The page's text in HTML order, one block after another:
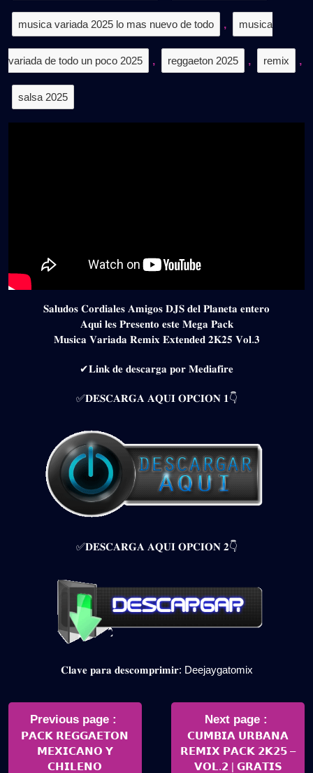
musica variada 2025 lo mas nuevo de todo , musica
variada de todo un poco 2025 , reggaeton 2025 , remix ,
salsa 2025
𝐒𝐚𝐥𝐮𝐝𝐨𝐬 𝐂𝐨𝐫𝐝𝐢𝐚𝐥𝐞𝐬 𝐀𝐦𝐢𝐠𝐨𝐬 𝐃𝐉𝐒 𝐝𝐞𝐥 𝐏𝐥𝐚𝐧𝐞𝐭𝐚 𝐞𝐧𝐭𝐞𝐫𝐨
𝐀𝐪𝐮𝐢 𝐥𝐞𝐬 𝐏𝐫𝐞𝐬𝐞𝐧𝐭𝐨 𝐞𝐬𝐭𝐞 𝐌𝐞𝐠𝐚 𝐏𝐚𝐜𝐤
𝐌𝐮𝐬𝐢𝐜𝐚 𝐕𝐚𝐫𝐢𝐚𝐝𝐚 𝐑𝐞𝐦𝐢𝐱 𝐄𝐱𝐭𝐞𝐧𝐝𝐞𝐝 𝟐𝐊𝟐𝟓 𝐕𝐨𝐥.𝟑
✔𝐋𝐢𝐧𝐤 𝐝𝐞 𝐝𝐞𝐬𝐜𝐚𝐫𝐠𝐚 𝐩𝐨𝐫 𝐌𝐞𝐝𝐢𝐚𝐟𝐢𝐫𝐞
✅𝐃𝐄𝐒𝐂𝐀𝐑𝐆𝐀 𝐀𝐐𝐔𝐈 𝐎𝐏𝐂𝐈𝐎𝐍 𝟏👇
✅𝐃𝐄𝐒𝐂𝐀𝐑𝐆𝐀 𝐀𝐐𝐔𝐈 𝐎𝐏𝐂𝐈𝐎𝐍 𝟐👇
𝐂𝐥𝐚𝐯𝐞 𝐩𝐚𝐫𝐚 𝐝𝐞𝐬𝐜𝐨𝐦𝐩𝐫𝐢𝐦𝐢𝐫: Deejaygatomix
Navegación
entradas
Previous page
Posts
𝗣𝗔𝗖𝗞 𝗥𝗘𝗚𝗚𝗔𝗘𝗧𝗢𝗡
𝗠𝗘𝗫𝗜𝗖𝗔𝗡𝗢 𝗬
𝗖𝗛𝗜𝗟𝗘𝗡𝗢
Next page
Posts
𝗖𝗨𝗠𝗕𝗜𝗔 𝗨𝗥𝗕𝗔𝗡𝗔
𝗥𝗘𝗠𝗜𝗫 𝗣𝗔𝗖𝗞 𝟮𝗞𝟮𝟱 –
𝗩𝗢𝗟.𝟮 | 𝗚𝗥𝗔𝗧𝗜𝗦